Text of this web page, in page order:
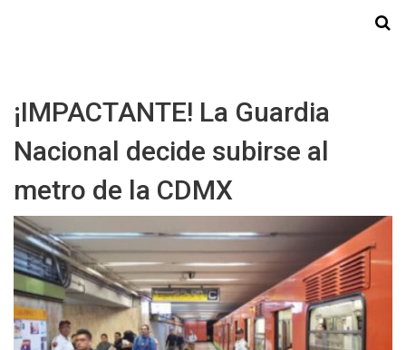
¡IMPACTANTE! La Guardia
Nacional decide subirse al
metro de la CDMX